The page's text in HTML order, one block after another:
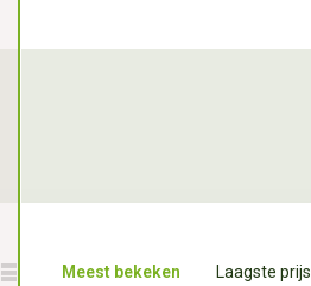
Meest bekeken Laagste prijs